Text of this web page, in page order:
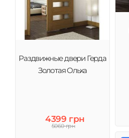
Раздвижные двери Герда
Золотая Ольха
4399 грн
5060 грн